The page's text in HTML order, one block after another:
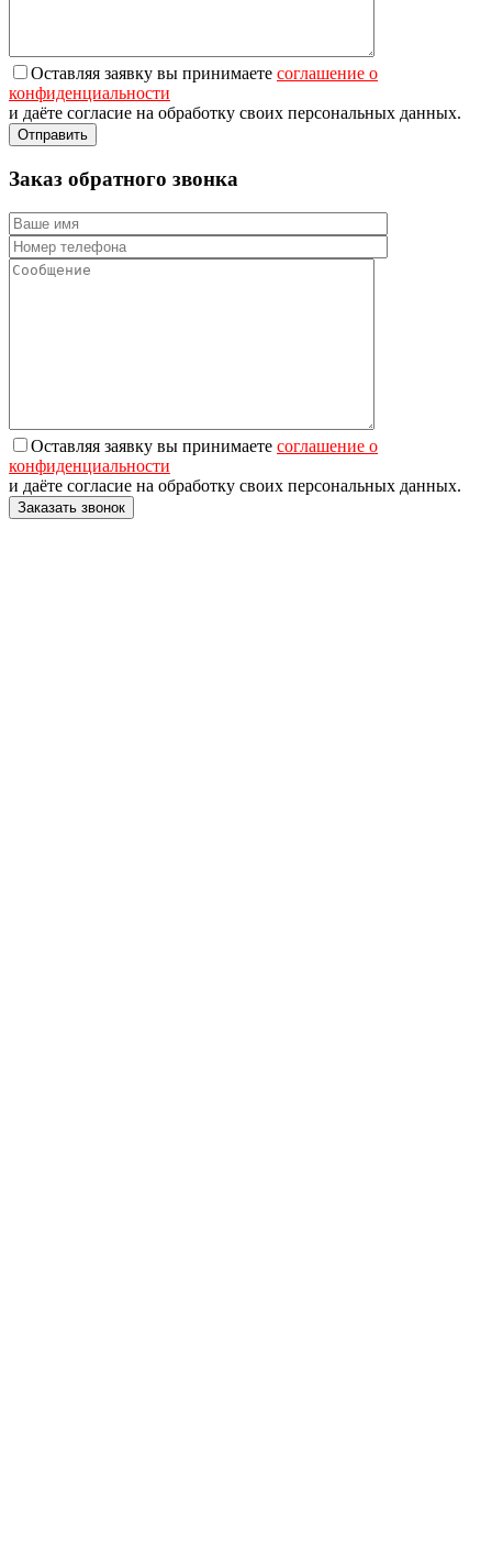
Оставляя заявку вы принимаете соглашение о
конфиденциальности
и даёте согласие на обработку своих персональных данных.
Заказ обратного звонка
Оставляя заявку вы принимаете соглашение о
конфиденциальности
и даёте согласие на обработку своих персональных данных.